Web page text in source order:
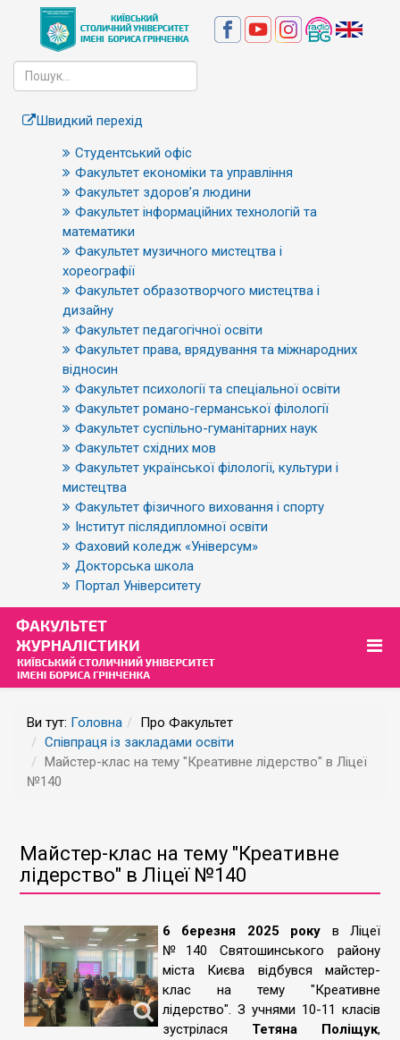
Швидкий перехід
Студентський офіс
Факультет економіки та управління
Факультет здоров’я людини
Факультет інформаційних технологій та
математики
Факультет музичного мистецтва і
хореографії
Факультет образотворчого мистецтва і
дизайну
Факультет педагогічної освіти
Факультет права, врядування та міжнародних
відносин
Факультет психології та спеціальної освіти
Факультет романо-германської філології
Факультет суспільно-гуманітарних наук
Факультет східних мов
Факультет української філології, культури і
мистецтва
Факультет фізичного виховання і спорту
Інститут післядипломної освіти
Фаховий коледж «Універсум»
Докторська школа
Портал Університету
Ви тут: Головна
Про Факультет
Співпраця із закладами освіти
Майстер-клас на тему "Креативне лідерство" в Ліцеї
№140
Майстер-клас на тему "Креативне
лідерство" в Ліцеї №140
6 березня 2025 року в Ліцеї
№140 Святошинського району
міста Києва відбувся майстер-
клас на тему "Креативне
лідерство". З учнями 10-11 класів
зустрілася Тетяна Поліщук,